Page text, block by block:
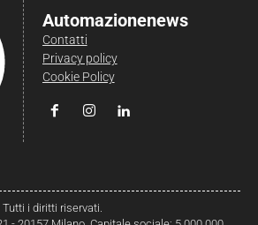
Automazionenews
Contatti
Privacy policy
Cookie Policy
i diritti riservati.